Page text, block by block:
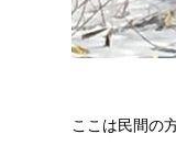
ここは民間の